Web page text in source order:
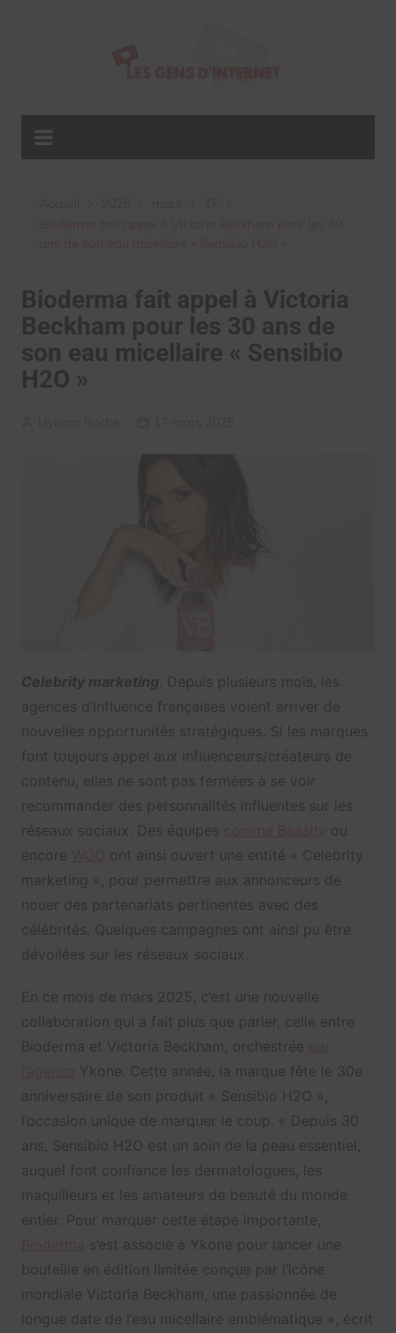
Bioderma fait appel à Victoria
Beckham pour les 30 ans de
son eau micellaire « Sensibio
H2O »
Celebrity marketing . Depuis plusieurs mois, les
agences d’influence françaises voient arriver de
nouvelles opportunités stratégiques. Si les marques
font toujours appel aux influenceurs/créateurs de
contenu, elles ne sont pas fermées à se voir
recommander des personnalités influentes sur les
réseaux sociaux. Des équipes
ou
encore
ont ainsi ouvert une entité « Celebrity
marketing », pour permettre aux annonceurs de
nouer des partenariats pertinentes avec des
célébrités. Quelques campagnes ont ainsi pu être
dévoilées sur les réseaux sociaux.
En ce mois de mars 2025, c’est une nouvelle
collaboration qui a fait plus que parler, celle entre
Bioderma et Victoria Beckham, orchestrée
Ykone. Cette année, la marque fête le 30e
anniversaire de son produit « Sensibio H2O »,
l’occasion unique de marquer le coup. «
Depuis 30
ans, Sensibio H2O est un soin de la peau essentiel,
auquel font confiance les dermatologues, les
maquilleurs et les amateurs de beauté du monde
entier. Pour marquer cette étape importante,
s’est associé à Ykone pour lancer une
bouteille en édition limitée conçue par l’icône
mondiale Victoria Beckham, une passionnée de
longue date de l’eau micellaire emblématique », écrit